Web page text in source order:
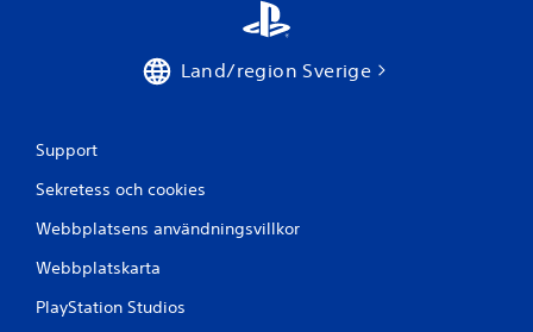
Land/region Sverige
Support
Sekretess och cookies
Webbplatsens användningsvillkor
Webbplatskarta
PlayStation Studios